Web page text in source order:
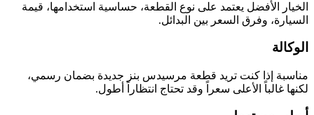
الخيار الأفضل يعتمد على نوع القطعة، حساسية استخدامها، قيمة
السيارة، وفرق السعر بين البدائل.
الوكالة
مناسبة إذا كنت تريد قطعة مرسيدس بنز جديدة بضمان رسمي،
لكنها غالباً الأعلى سعراً وقد تحتاج انتظاراً أطول.